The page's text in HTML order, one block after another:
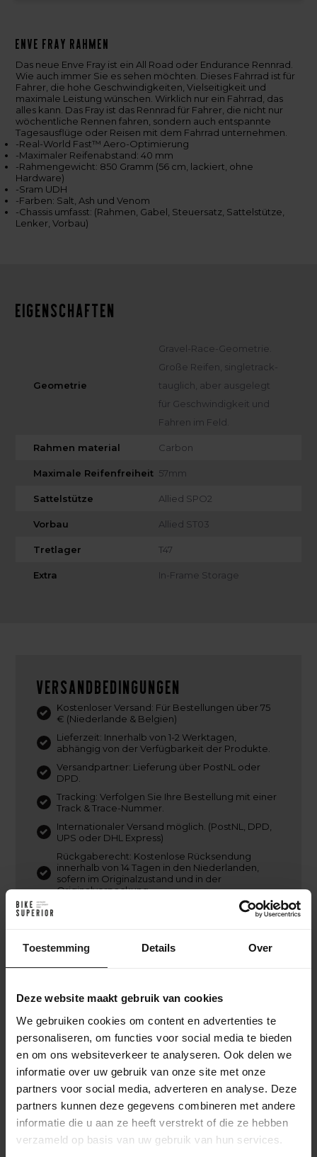
Toestemming Details Over
Deze website maakt gebruik van cookies
We gebruiken cookies om content en advertenties te
personaliseren, om functies voor social media te bieden
en om ons websiteverkeer te analyseren. Ook delen we
informatie over uw gebruik van onze site met onze
partners voor social media, adverteren en analyse. Deze
partners kunnen deze gegevens combineren met andere
informatie die u aan ze heeft verstrekt of die ze hebben
verzameld op basis van uw gebruik van hun services.
ENVE Fray Rahmen
Das neue Enve Fray ist ein All Road oder Endurance Rennrad.
Wie auch immer Sie es sehen möchten. Dieses Fahrrad ist für
Fahrer, die hohe Geschwindigkeiten, Vielseitigkeit und
maximale Leistung wünschen. Wirklich nur ein Fahrrad, das
alles kann. Das Fray ist das Rennrad für Fahrer, die nicht nur
wöchentliche Rennen fahren, sondern auch entspannte
Tagesausflüge oder Reisen mit dem Fahrrad unternehmen.
-Real-World Fast™ Aero-Optimierung
-Maximaler Reifenabstand: 40 mm
-Rahmengewicht: 850 Gramm (56 cm, lackiert, ohne
Hardware)
-Sram UDH
-Farben: Salt, Ash und Venom
-Chassis umfasst: (Rahmen, Gabel, Steuersatz, Sattelstütze,
Lenker, Vorbau)
Eigenschaften
Geometrie
Gravel-Race-Geometrie.
Große Reifen, singletrack-
tauglich, aber ausgelegt
für Geschwindigkeit und
Fahren im Feld.
Rahmen material Carbon
Maximale Reifenfreiheit 57mm
Sattelstütze Allied SPO2
Vorbau Allied ST03
Tretlager T47
Extra In-Frame Storage
Versandbedingungen
Kostenloser Versand: Für Bestellungen über 75
€ (Niederlande & Belgien)
Lieferzeit: Innerhalb von 1-2 Werktagen,
abhängig von der Verfügbarkeit der Produkte.
Versandpartner: Lieferung über PostNL oder
DPD.
Tracking: Verfolgen Sie Ihre Bestellung mit einer
Track & Trace-Nummer.
Internationaler Versand möglich. (PostNL, DPD,
UPS oder DHL Express)
Rückgaberecht: Kostenlose Rücksendung
innerhalb von 14 Tagen in den Niederlanden,
sofern im Originalzustand und in der
Originalverpackung.
Ich habe bestellt. Und jetzt?
legen wir direkt los. Wir bestätigen deine Bestellung
ausgewählten Produkte. Sobald alles bereit ist,
montieren wir gegebenenfalls das Fahrrad oder die
Teile. Danach wird deine Bestellung sorgfältig
verpackt und versendet. Du erhältst einen Track &
Trace-Code, um die Lieferung zu verfolgen. Hast du
dich für einen individuellen Aufbau entschieden?
Dann halten wir dich über den gesamten
Aufbauprozess auf dem Laufenden – von der